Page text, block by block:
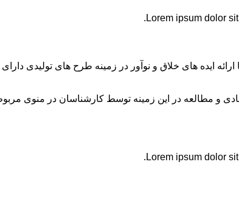
Lorem ipsum dolor
ارائه ایده های خلاق و نوآور در زمینه طرح های تولیدی
و مطالعه در این زمینه توسط کارشناسان در منوی
Lorem ipsum dolor